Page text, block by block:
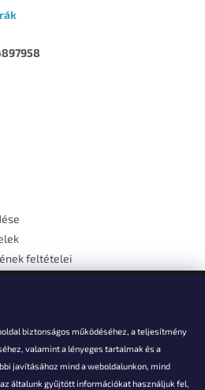
biztonságos működéséhez, a teljesítmény
valamint a lényeges tartalmak és a
javításához mind a weboldalunkon, mind
általunk gyűjtött információkat használjuk fel,
feltételei